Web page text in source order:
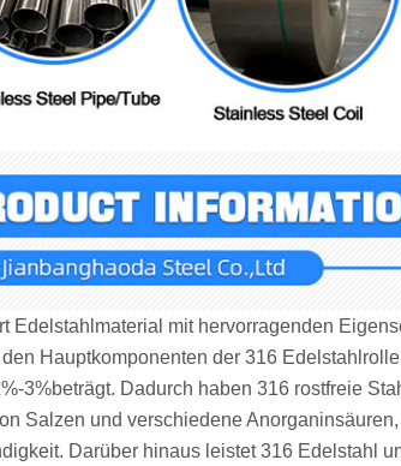
Edelstahlmaterial mit hervorragenden
Hauptkomponenten der 316
3%beträgt. Dadurch haben 316 rostfreie
Salzen und verschiedene
Darüber hinaus leistet 316 Edelstahl